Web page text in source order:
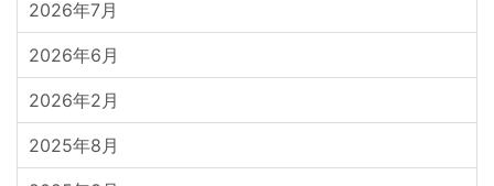
2026年7月
2026年6月
2026年2月
2025年8月